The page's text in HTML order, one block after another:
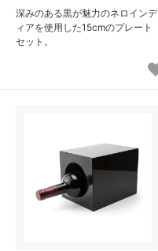
深みのある黒が魅力のネロインデ
ィアを使用した15cmのプレート
セット。